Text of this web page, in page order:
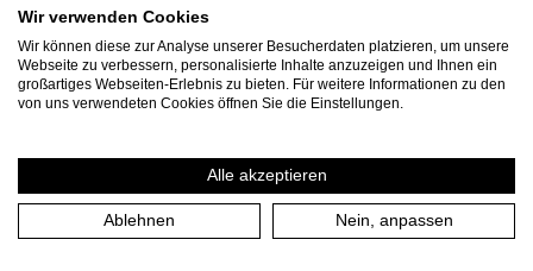
Kontakt
Presse Download
Wir verwenden Cookies
Wir können diese zur Analyse unserer Besucherdaten platzieren, um unsere
Webseite zu verbessern, personalisierte Inhalte anzuzeigen und Ihnen ein
großartiges Webseiten-Erlebnis zu bieten. Für weitere Informationen zu den
von uns verwendeten Cookies öffnen Sie die Einstellungen.
Alle akzeptieren
Ablehnen Nein, anpassen